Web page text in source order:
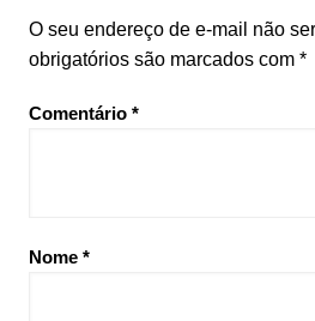
O seu endereço de e-mail não
obrigatórios são marcados com *
Comentário *
Nome *